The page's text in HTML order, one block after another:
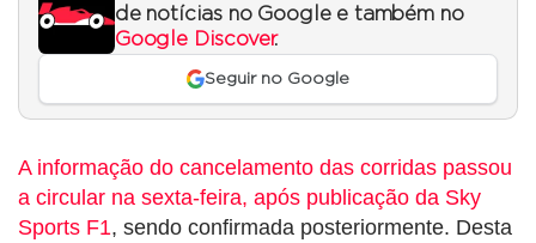
de notícias no Google e também no
Google Discover.
Seguir no Google
A informação do cancelamento das corridas passou
a circular na sexta-feira, após publicação da Sky
Sports F1, sendo confirmada posteriormente. Desta